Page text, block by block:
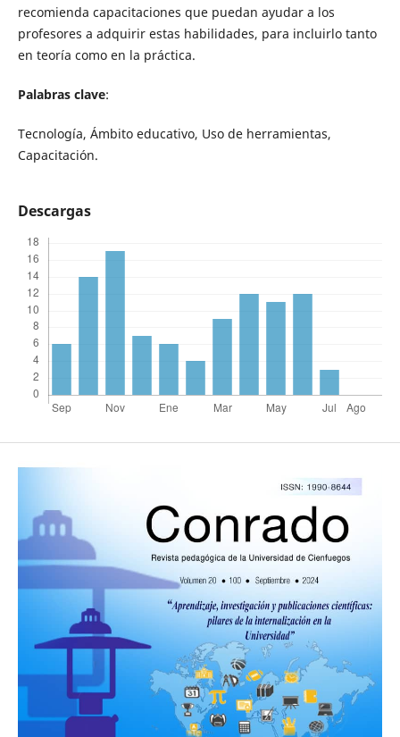
recomienda capacitaciones que puedan ayudar a los
profesores a adquirir estas habilidades, para incluirlo tanto
en teoría como en la práctica.
Palabras clave:
Tecnología, Ámbito educativo, Uso de herramientas,
Capacitación.
Descargas